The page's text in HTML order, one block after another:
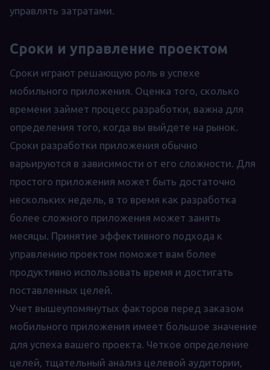
управлять затратами.
Сроки и управление проектом
Сроки играют решающую роль в успехе
мобильного приложения. Оценка того, сколько
времени займет процесс разработки, важна для
определения того, когда вы выйдете на рынок.
Сроки разработки приложения обычно
варьируются в зависимости от его сложности. Для
простого приложения может быть достаточно
нескольких недель, в то время как разработка
более сложного приложения может занять
месяцы. Принятие эффективного подхода к
управлению проектом поможет вам более
продуктивно использовать время и достигать
поставленных целей.
Учет вышеупомянутых факторов перед заказом
мобильного приложения имеет большое значение
для успеха вашего проекта. Четкое определение
целей, тщательный анализ целевой аудитории,